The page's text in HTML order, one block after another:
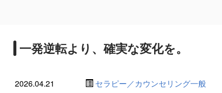
一発逆転より、確実な変化を。
2026.04.21 セラピー／カウンセリング一般